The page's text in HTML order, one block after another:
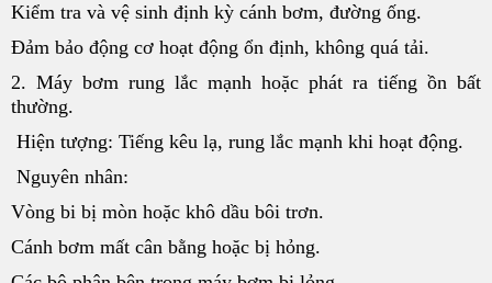
Kiểm tra và vệ sinh định kỳ cánh bơm, đường ống.
Đảm bảo động cơ hoạt động ổn định, không quá tải.
2. Máy bơm rung lắc mạnh hoặc phát ra tiếng ồn bất
thường.
Hiện tượng: Tiếng kêu lạ, rung lắc mạnh khi hoạt động.
Nguyên nhân:
Vòng bi bị mòn hoặc khô dầu bôi trơn.
Cánh bơm mất cân bằng hoặc bị hỏng.